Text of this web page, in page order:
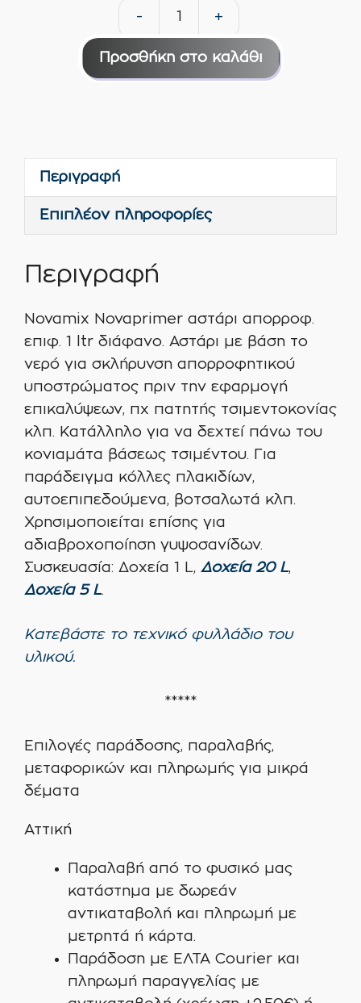
-
Novamix
Novaprimer
αστάρι
+
Προσθήκη στο καλάθι
Περιγραφή
Επιπλέον πληροφορίες
Περιγραφή
Novamix Novaprimer αστάρι απορροφ.
επιφ. 1 ltr διάφανο. Αστάρι με βάση το
νερό για σκλήρυνση απορροφητικού
υποστρώματος πριν την εφαρμογή
επικαλύψεων, πχ πατητής τσιμεντοκονίας
κλπ. Κατάλληλο για να δεχτεί πάνω του
κονιαμάτα βάσεως τσιμέντου. Για
παράδειγμα κόλλες πλακιδίων,
αυτοεπιπεδούμενα, βοτσαλωτά κλπ.
Χρησιμοποιείται επίσης για
αδιαβροχοποίηση γυψοσανίδων.
Συσκευασία: Δοχεία 1 L, Δοχεία 20 L,
Δοχεία 5 L.
Κατεβάστε το τεχνικό φυλλάδιο του
υλικού.
*****
Επιλογές παράδοσης, παραλαβής,
μεταφορικών και πληρωμής για μικρά
δέματα
Αττική
Παραλαβή από το φυσικό μας
κατάστημα με δωρεάν
αντικαταβολή και πληρωμή με
μετρητά ή κάρτα.
Παράδοση με ΕΛΤΑ Courier και
πληρωμή παραγγελίας με